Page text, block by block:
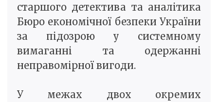
старшого детектива та аналітика
Бюро економічної безпеки України
за підозрою у системному
вимаганні та одержанні
неправомірної вигоди.
У межах двох окремих